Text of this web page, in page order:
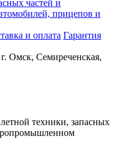
частей и
прицепов и
и оплата Гарантия
Омск, Семиреченская,
техники, запасных